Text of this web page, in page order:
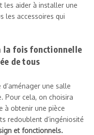
les aider à installer une
les accessoires qui
la fois fonctionnelle
de tous
une salle
Pour cela, on choisira
à obtenir une pièce
redoublent d’ingéniosité
et fonctionnels.